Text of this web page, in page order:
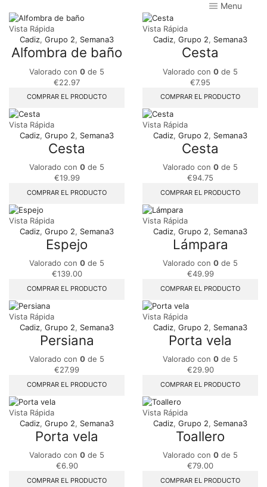
Menu
Vista Rápida
Cadiz, Grupo 2, Semana3
Alfombra de baño
Valorado con 0 de 5
€22.97
COMPRAR EL PRODUCTO
Vista Rápida
Cadiz, Grupo 2, Semana3
Cesta
Valorado con 0 de 5
€7.95
COMPRAR EL PRODUCTO
Vista Rápida
Cadiz, Grupo 2, Semana3
Cesta
Valorado con 0 de 5
€19.99
COMPRAR EL PRODUCTO
Vista Rápida
Cadiz, Grupo 2, Semana3
Cesta
Valorado con 0 de 5
€94.75
COMPRAR EL PRODUCTO
Vista Rápida
Cadiz, Grupo 2, Semana3
Espejo
Valorado con 0 de 5
€139.00
COMPRAR EL PRODUCTO
Vista Rápida
Cadiz, Grupo 2, Semana3
Lámpara
Valorado con 0 de 5
€49.99
COMPRAR EL PRODUCTO
Vista Rápida
Cadiz, Grupo 2, Semana3
Persiana
Valorado con 0 de 5
€27.99
COMPRAR EL PRODUCTO
Vista Rápida
Cadiz, Grupo 2, Semana3
Porta vela
Valorado con 0 de 5
€29.90
COMPRAR EL PRODUCTO
Vista Rápida
Cadiz, Grupo 2, Semana3
Porta vela
Valorado con 0 de 5
€6.90
COMPRAR EL PRODUCTO
Vista Rápida
Cadiz, Grupo 2, Semana3
Toallero
Valorado con 0 de 5
€79.00
COMPRAR EL PRODUCTO